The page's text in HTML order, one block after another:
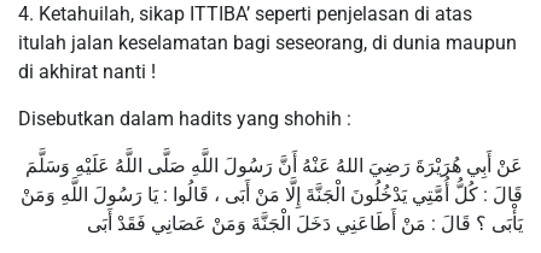
4. Ketahuilah, sikap ITTIBA’ seperti penjelasan di atas
itulah jalan keselamatan bagi seseorang, di dunia maupun
di akhirat nanti !
Disebutkan dalam hadits yang shohih :
عَنْ أَبِي هُرَيْرَةَ رَضِيَ اللهُ عَنْهُ أَنَّ رَسُولَ اللَّهِ صَلَّى اللَّهُ عَلَيْهِ وَسَلَّمَ
قَالَ : كُلُّ أُمَّتِي يَدْخُلُونَ الْجَنَّةَ إِلَّا مَنْ أَبَى ، قَالُوا : يَا رَسُولَ اللَّهِ وَمَنْ
يَأْبَى ؟ قَالَ : مَنْ أَطَاعَنِي دَخَلَ الْجَنَّةَ وَمَنْ عَصَانِي فَقَدْ أَبَى